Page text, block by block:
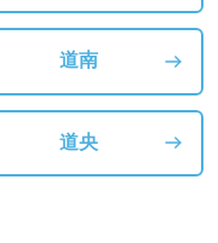
道南
道央